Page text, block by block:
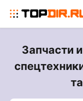
Запчасти